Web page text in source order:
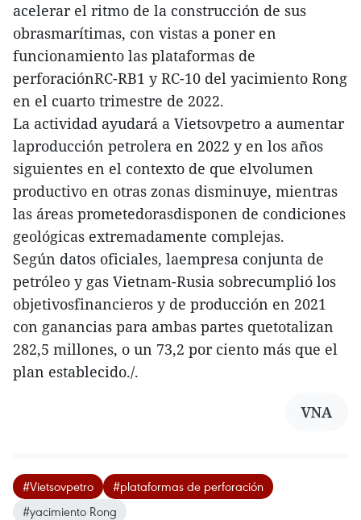
acelerar el ritmo de la construcción de sus
obrasmarítimas, con vistas a poner en
funcionamiento las plataformas de
perforaciónRC-RB1 y RC-10 del yacimiento Rong
en el cuarto trimestre de 2022.
La actividad ayudará a Vietsovpetro a aumentar
laproducción petrolera en 2022 y en los años
siguientes en el contexto de que elvolumen
productivo en otras zonas disminuye, mientras
las áreas prometedorasdisponen de condiciones
geológicas extremadamente complejas.
Según datos oficiales, laempresa conjunta de
petróleo y gas Vietnam-Rusia sobrecumplió los
objetivosfinancieros y de producción en 2021
con ganancias para ambas partes quetotalizan
282,5 millones, o un 73,2 por ciento más que el
plan establecido./.
VNA
#Vietsovpetro
#plataformas de perforación
#yacimiento Rong